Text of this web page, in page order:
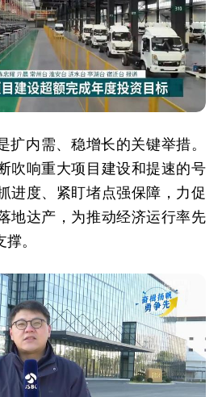
扩内需、稳增长的关键举措。
吹响重大项目建设和提速的号
进度、紧盯堵点强保障，力促
地达产，为推动经济运行率先
。